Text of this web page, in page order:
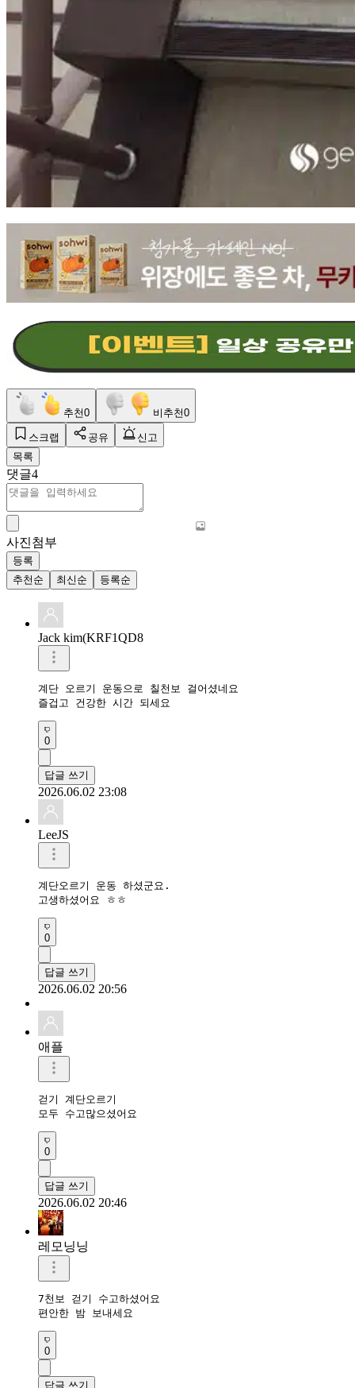
추천0 비추천0
스크랩 공유
신고
목록
댓글4
사진첨부
등록
추천순
최신순 등록순
Jack kim(KRF1QD8
계단 오르기 운동으로 칠천보 걸어셨네요
즐겁고 건강한 시간 되세요
0
답글 쓰기
2026.06.02 23:08
LeeJS
계단오르기 운동 하셨군요.
고생하셨어요 ㅎㅎ
0
답글 쓰기
2026.06.02 20:56
애플
걷기 계단오르기
모두 수고많으셨어요
0
답글 쓰기
2026.06.02 20:46
레모닝닝
7천보 걷기 수고하셨어요
편안한 밤 보내세요
0
답글 쓰기